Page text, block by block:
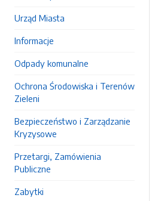
Urząd Miasta
Informacje
Odpady komunalne
Ochrona Środowiska i Terenów
Zieleni
Bezpieczeństwo i Zarządzanie
Kryzysowe
Przetargi, Zamówienia
Publiczne
Zabytki